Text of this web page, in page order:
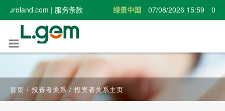
首页 / 投资者关系 / 投资者关系主页